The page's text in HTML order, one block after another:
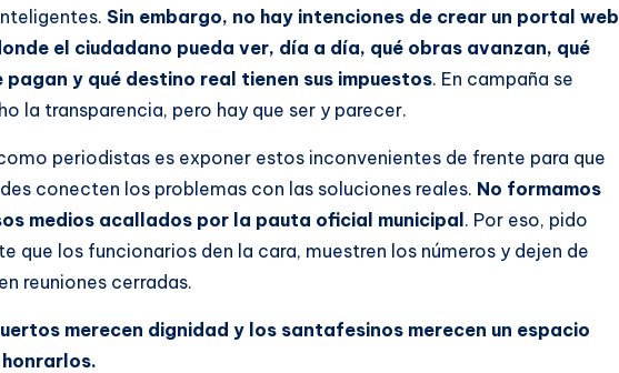
Sin embargo, no hay intenciones de crear un portal web
el ciudadano pueda ver, día a día, qué obras avanzan, qué
y qué destino real tienen sus impuestos. En campaña se
la transparencia, pero hay que ser y parecer.
periodistas es exponer estos inconvenientes de frente para que
conecten los problemas con las soluciones reales. No formamos
medios acallados por la pauta oficial municipal. Por eso, pido
que los funcionarios den la cara, muestren los números y dejen de
reuniones cerradas.
merecen dignidad y los santafesinos merecen un espacio